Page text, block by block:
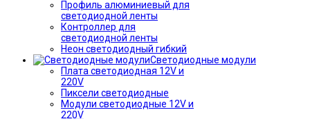
Профиль алюминиевый для
светодиодной ленты
Контроллер для
светодиодной ленты
Неон светодиодный гибкий
Светодиодные модули
Плата светодиодная 12V и
220V
Пиксели светодиодные
Модули светодиодные 12V и
220V